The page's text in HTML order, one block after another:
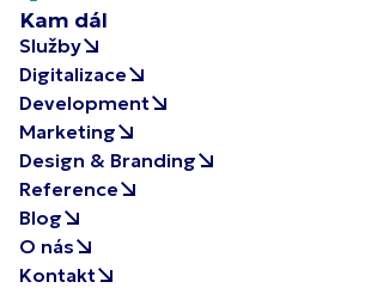
Kam dál
Služby
Digitalizace
Development
Marketing
Design & Branding
Reference
Blog
O nás
Kontakt